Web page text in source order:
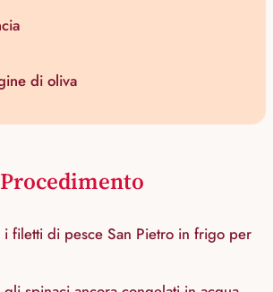
di oliva
Procedimento
i filetti di pesce San Pietro in frigo per